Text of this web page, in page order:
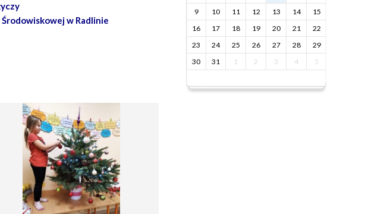
w Radlinie
9
10 11 12 13 14
15
16
17 18 19 20 21
22
23
24 25 26 27 28
29
30
31 1 2 3 4 5